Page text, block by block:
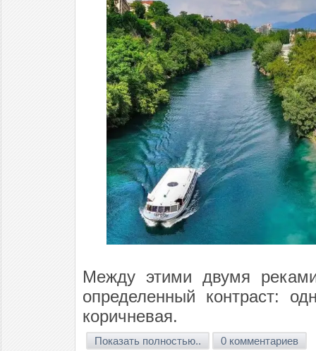
Между этими двумя
определенный контраст:
коричневая.
Показать полностью.. 0 комментариев